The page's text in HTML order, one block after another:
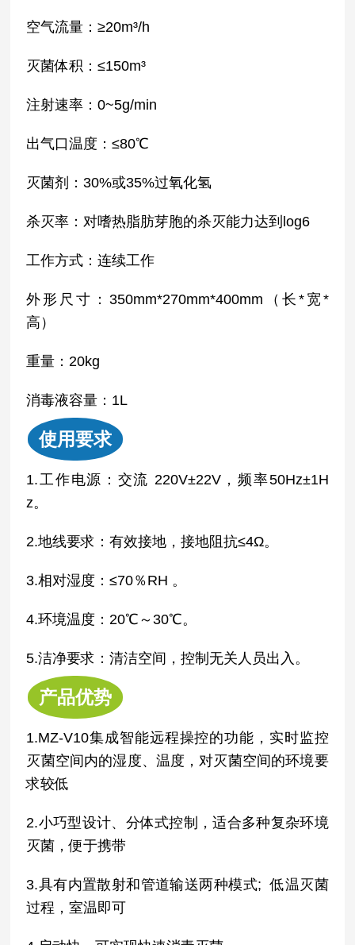
空气流量：≥20m³/h
灭菌体积：≤150m³
注射速率：0~5g/min
出气口温度：≤80℃
灭菌剂：30%或35%过氧化氢
杀灭率：对嗜热脂肪芽胞的杀灭能力达到log6
工作方式：连续工作
外形尺寸：350mm*270mm*400mm（长*宽*
高）
重量：20kg
消毒液容量：1L
使用要求
1.工作电源：交流 220V±22V，频率50Hz±1H
z。
2.地线要求：有效接地，接地阻抗≤4Ω。
3.相对湿度：≤70％RH 。
4.环境温度：20℃～30℃。
5.洁净要求：清洁空间，控制无关人员出入。
产品优势
1.MZ-V10集成智能远程操控的功能，实时监控
灭菌空间内的湿度、温度，对灭菌空间的环境要
求较低
2.小巧型设计、分体式控制，适合多种复杂环境
灭菌，便于携带
3.具有内置散射和管道输送两种模式; 低温灭菌
过程，室温即可